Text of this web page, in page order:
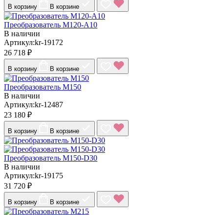
В корзину В корзине
Преобразователь М120-A10
В наличии
Артикул:kr-19172
26 718 ₽
В корзину В корзине
Преобразователь М150
В наличии
Артикул:kr-12487
23 180 ₽
В корзину В корзине
Преобразователь М150-D30
В наличии
Артикул:kr-19175
31 720 ₽
В корзину В корзине